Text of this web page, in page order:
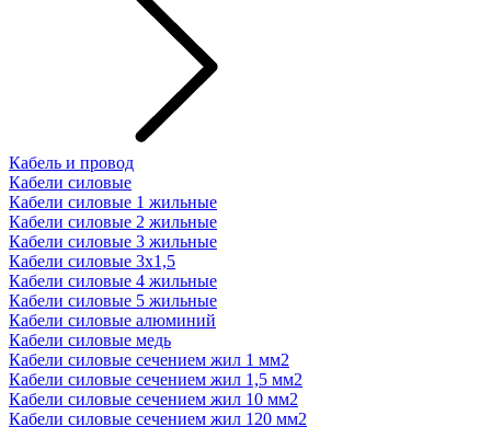
Кабель и провод
Кабели силовые
Кабели силовые 1 жильные
Кабели силовые 2 жильные
Кабели силовые 3 жильные
Кабели силовые 3х1,5
Кабели силовые 4 жильные
Кабели силовые 5 жильные
Кабели силовые алюминий
Кабели силовые медь
Кабели силовые сечением жил 1 мм2
Кабели силовые сечением жил 1,5 мм2
Кабели силовые сечением жил 10 мм2
Кабели силовые сечением жил 120 мм2